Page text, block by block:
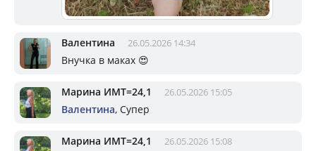
Валентина 26.05.2026 14:34
Внучка в маках 😍
Марина ИМТ=24,1 26.05.2026 15:05
Валентина, Супер
Марина ИМТ=24,1 26.05.2026 15:08